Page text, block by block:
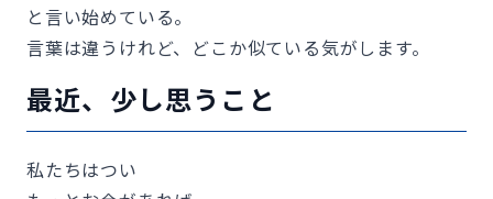
と言い始めている。
言葉は違うけれど、どこか似ている気がします。
最近、少し思うこと
私たちはつい